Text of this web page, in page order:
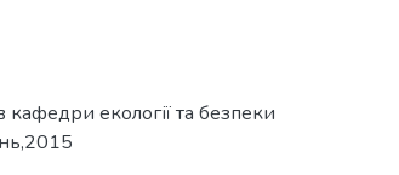
кафедри екології та безпеки